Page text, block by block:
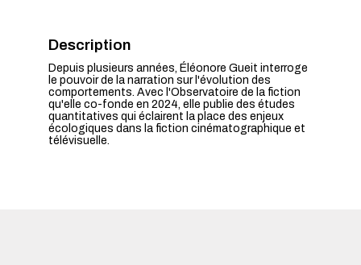
Description
Depuis plusieurs années, Éléonore Gueit interroge
le pouvoir de la narration sur l'évolution des
comportements. Avec l'Observatoire de la fiction
qu'elle co-fonde en 2024, elle publie des études
quantitatives qui éclairent la place des enjeux
écologiques dans la fiction cinématographique et
télévisuelle.